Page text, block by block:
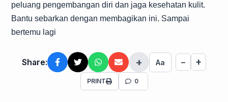
peluang pengembangan diri dan jaga kesehatan kulit.
Bantu sebarkan dengan membagikan ini. Sampai
bertemu lagi
Share: + Aa − +
PRINT 0